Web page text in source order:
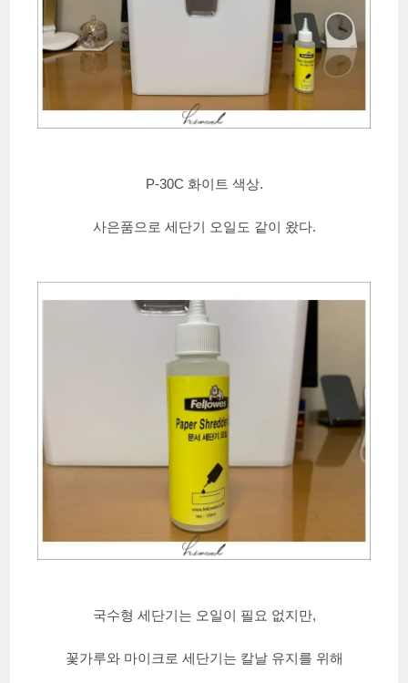
P-30C 화이트 색상.
사은품으로 세단기 오일도 같이 왔다.
국수형 세단기는 오일이 필요 없지만,
꽃가루와 마이크로 세단기는 칼날 유지를 위해